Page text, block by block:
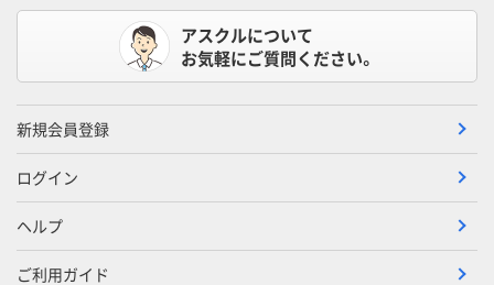
アスクルについて
お気軽にご質問ください。
新規会員登録
ログイン
ヘルプ
ご利用ガイド